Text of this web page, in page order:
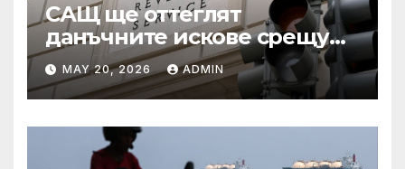
САЩ ще оттеглят
данъчните искове срещу
Тръмп „завинаги“ в
сделката за съдебно дело с
IRS
MAY 20, 2026 ADMIN